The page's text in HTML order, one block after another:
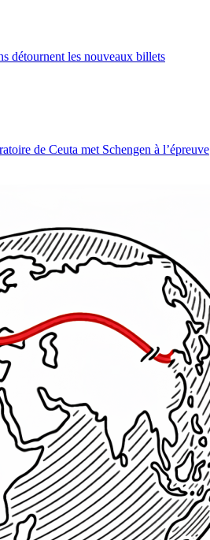
détournent les nouveaux billets
de Ceuta met Schengen à l’épreuve